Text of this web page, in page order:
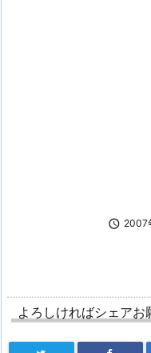
 2007
よろしければシェアお